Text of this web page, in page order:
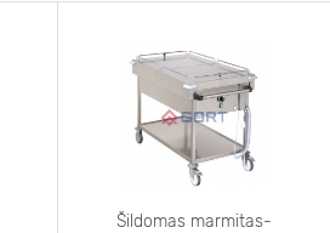
Šildomas marmitas-